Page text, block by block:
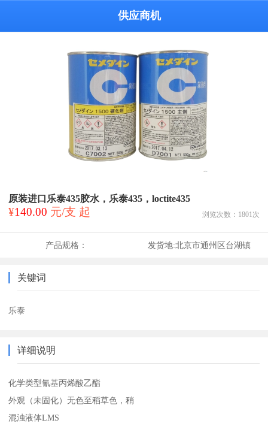
供应商机
原装进口乐泰435胶水，乐泰435，loctite435
¥140.00 元/支 起 浏览次数： 1801 次
产品规格： 发货地:北京市通州区台湖镇
关键词
乐泰
详细说明
化学类型氰基丙烯酸乙酯
外观（未固化）无色至稻草色，稍
混浊液体LMS